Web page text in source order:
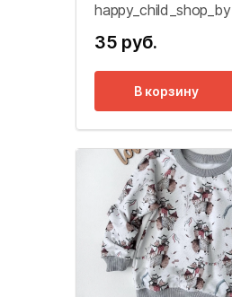
happy_child_shop_by
35 руб.
В корзину